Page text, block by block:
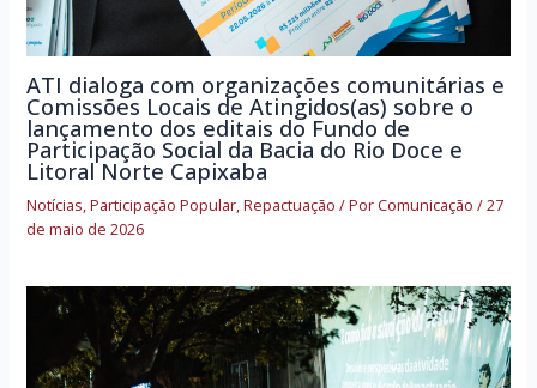
ATI dialoga com organizações comunitárias e
Comissões Locais de Atingidos(as) sobre o
lançamento dos editais do Fundo de
Participação Social da Bacia do Rio Doce e
Litoral Norte Capixaba
Notícias,Participação Popular,Repactuação / PorComunicação/27
de maio de 2026